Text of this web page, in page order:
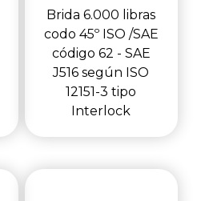
Brida 6.000 libras
codo 45º ISO /SAE
código 62 - SAE
J516 según ISO
12151-3 tipo
Interlock